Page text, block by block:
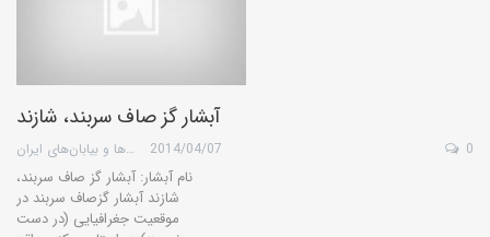
آبشار گز صاف سربند، شازند
گروه کویرها و بیابان‌های ایران 2014/04/07 0
نام آبشار: آبشار گز صاف سربند،
شازند آبشار گزصاف سربند در
موقعیت جغرافیایی (در دست